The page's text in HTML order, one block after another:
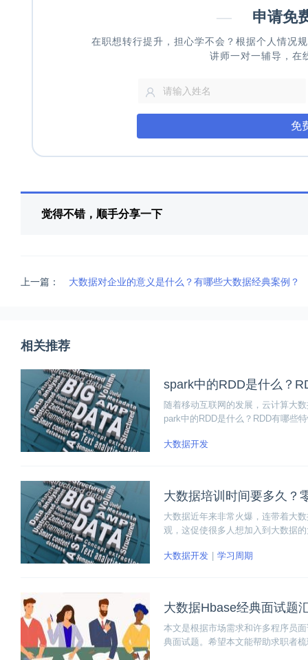
— 申请免
在职想转行提升，担心学不会？根据个人情况
讲师一对一辅导，在
免
觉得不错，顺手分享一下
上一篇： 大数据对企业的意义是什么？有哪些大数据经典案例？
相关推荐
spark中的RDD是什么？
随着移动互联网的发展，云计算大
park中的RDD是什么？RDD有哪些
大数据开发
大数据培训时间要多久？
大数据近年来非常火爆，连带着大
观，这促使很多人想加入到大数据
大数据开发
学习周期
大数据Hbase经典面试题
本文是根据市场需求和许多程序员
典面试题。希望本文能帮助求职者